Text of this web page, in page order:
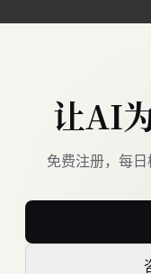
让AI
免费注册，每